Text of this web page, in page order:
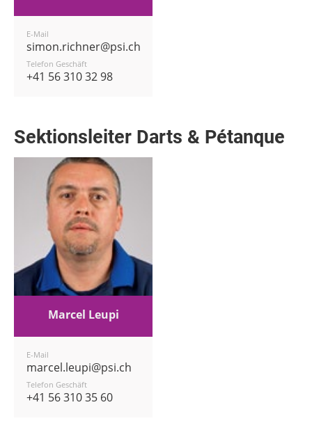
E-Mail
simon.richner@psi.ch
Telefon Geschäft
+41 56 310 32 98
Sektionsleiter Darts & Pétanque
Marcel Leupi
E-Mail
marcel.leupi@psi.ch
Telefon Geschäft
+41 56 310 35 60